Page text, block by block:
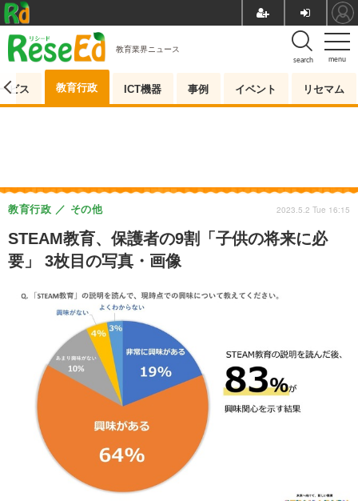
menu
search
教育業界ニュース
ビス 教育行政 ICT機器 事例 イベント リセマム
STEAM教育、保護者の9割「子供の将来に必
要」 3枚目の写真・画像
教育行政 その他 2023.5.2 Tue 16:15